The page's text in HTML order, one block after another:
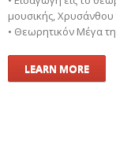
μουσικής,
• Θεωρητικόν Μέγα
LEARN MORE